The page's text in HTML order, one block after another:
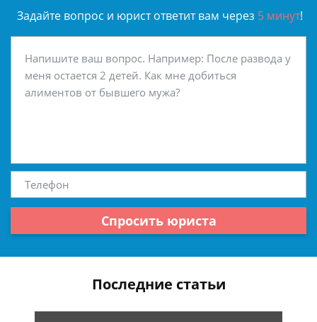
Задайте вопрос и юрист ответит вам через 5 минут!
Спросить юриста
Последние статьи